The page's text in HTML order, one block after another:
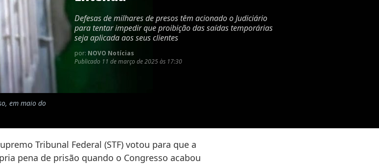
em maio do
Defesas de milhares de presos têm acionado o Judiciário
para tentar impedir que proibição das saídas temporárias
seja aplicada aos seus clientes
por: NOVO Notícias
Publicado 11 de março de 2025 às 17:30
Tribunal Federal (STF) votou para que a
pena de prisão quando o Congresso acabou